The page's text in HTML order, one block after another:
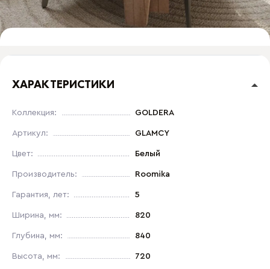
ХАРАКТЕРИСТИКИ
Коллекция: GOLDERA
Артикул: GLAMCY
Цвет: Белый
Производитель: Roomika
Гарантия, лет: 5
Ширина, мм: 820
Глубина, мм: 840
Высота, мм: 720